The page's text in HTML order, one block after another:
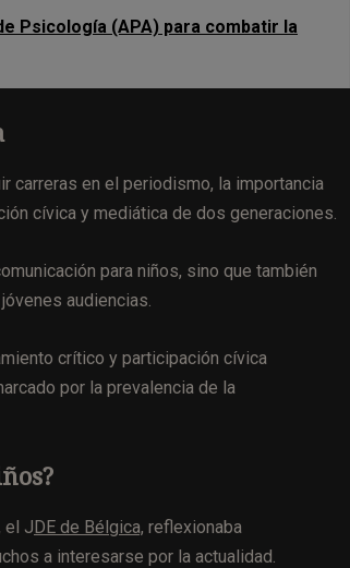
Psicología (APA) para combatir la
carreras en el periodismo, la importancia
cívica y mediática de dos generaciones.
para niños, sino que también
audiencias.
crítico y participación cívica
por la prevalencia de la
el JDE de Bélgica, reflexionaba
a interesarse por la actualidad.